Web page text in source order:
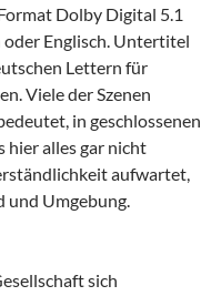
Dolby Digital 5.1
oder Englisch. Untertitel
Lettern für
Viele der Szenen
in geschlossenen
hier alles gar nicht
aufwartet,
und Umgebung.
sich